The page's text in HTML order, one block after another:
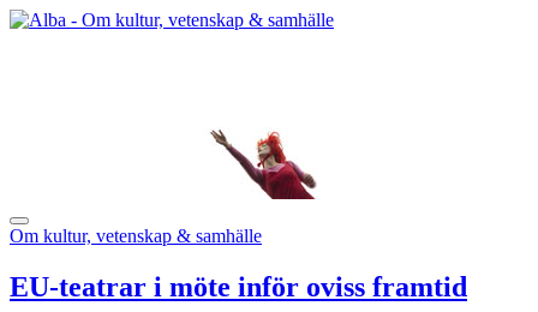
Om kultur, vetenskap & samhälle
EU-teatrar i möte inför oviss framtid